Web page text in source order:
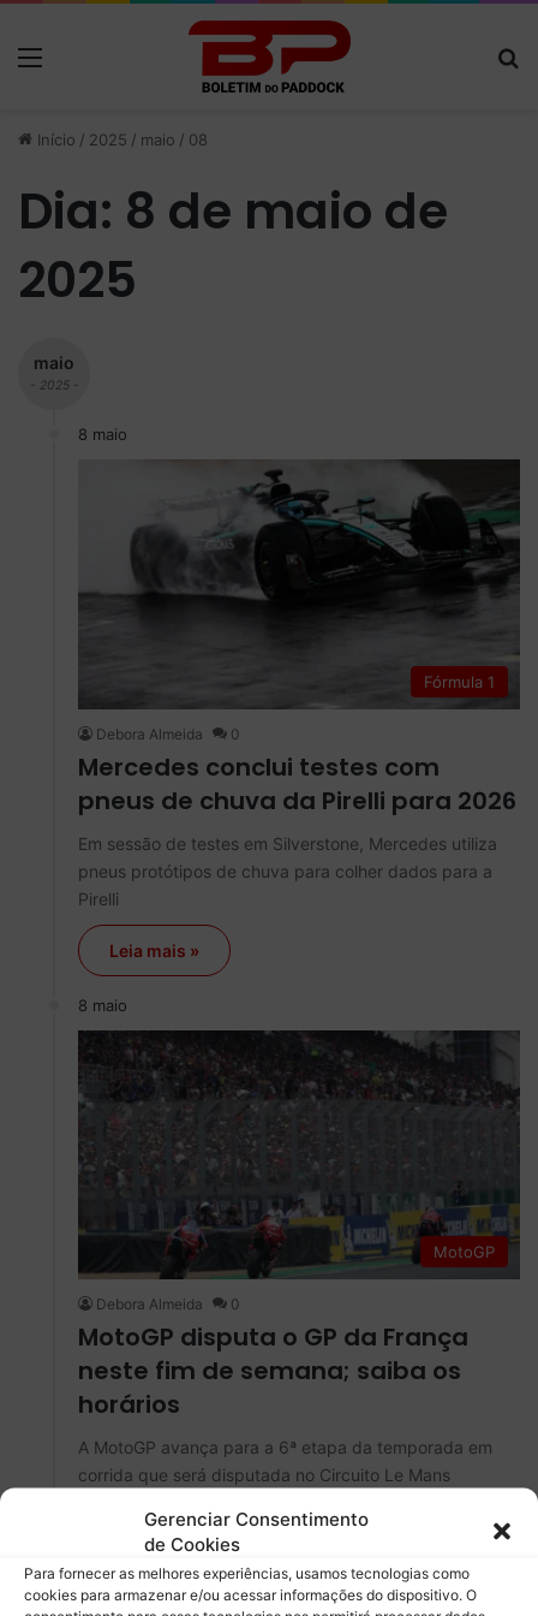
Gerenciar Consentimento
de Cookies
Para fornecer as melhores experiências, usamos tecnologias como
cookies para armazenar e/ou acessar informações do dispositivo. O
Início / 2025 / maio / 08
Dia: 8 de maio de
2025
maio
- 2025 -
8 maio
Fórmula 1
Debora Almeida 0
Mercedes conclui testes com
pneus de chuva da Pirelli para 2026
Em sessão de testes em Silverstone, Mercedes utiliza
pneus protótipos de chuva para colher dados para a
Pirelli
Leia mais »
8 maio
MotoGP
Debora Almeida 0
MotoGP disputa o GP da França
neste fim de semana; saiba os
horários
A MotoGP avança para a 6ª etapa da temporada em
corrida que será disputada no Circuito Le Mans
Leia mais »
8 maio